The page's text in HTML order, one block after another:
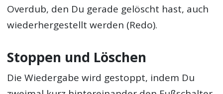
Overdub, den Du gerade gelöscht hast, auch
wiederhergestellt werden (Redo).
Stoppen und Löschen
Die Wiedergabe wird gestoppt, indem Du